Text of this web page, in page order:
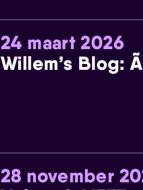
24 maart 2026
Willem’s Blog:
28 november